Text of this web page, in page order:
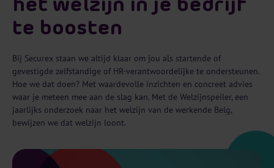
het welzijn in je bedrijf
te boosten
Bij Securex staan we altijd klaar om jou als startende of
gevestigde zelfstandige of HR-verantwoordelijke te ondersteunen.
Hoe we dat doen? Met waardevolle inzichten en concreet advies
waar je meteen mee aan de slag kan. Met de Welzijnspeiler, een
jaarlijks onderzoek naar het welzijn van de werkende Belg,
bewijzen we dat welzijn loont.